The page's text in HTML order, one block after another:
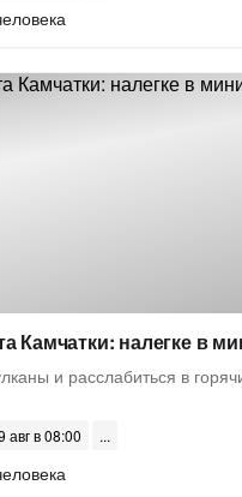
Камчатки: налегке в
и расслабиться в
авг в 08:00